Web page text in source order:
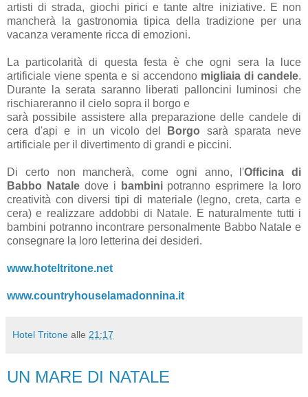
artisti di strada, giochi pirici e tante altre iniziative. E non
mancherà la gastronomia tipica della tradizione per una
vacanza veramente ricca di emozioni.
La particolarità di questa festa è che ogni sera la luce
artificiale viene spenta e si accendono migliaia di candele.
Durante la serata saranno liberati palloncini luminosi che
rischiareranno il cielo sopra il borgo e
sarà possibile assistere alla preparazione delle candele di
cera d'api e in un vicolo del
Borgo sarà sparata neve
artificiale per il divertimento di grandi e piccini.
Di certo non mancherà, come ogni anno, l'Officina di
Babbo Nataledove i bambinipotranno esprimere la loro
creatività con diversi tipi di materiale (legno, creta, carta e
cera) e realizzare addobbi di Natale. E naturalmente tutti i
bambini potranno incontrare personalmente Babbo Natale e
consegnare la loro letterina dei desideri.
www.hoteltritone.net
www.countryhouselamadonnina.it
Hotel Tritone alle 21:17
UN MARE DI NATALE